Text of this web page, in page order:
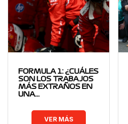
FORMULA 1: ¿CUÁLES
SON LOS TRABAJOS
MÁS EXTRAÑOS EN
UNA…
VER MÁS